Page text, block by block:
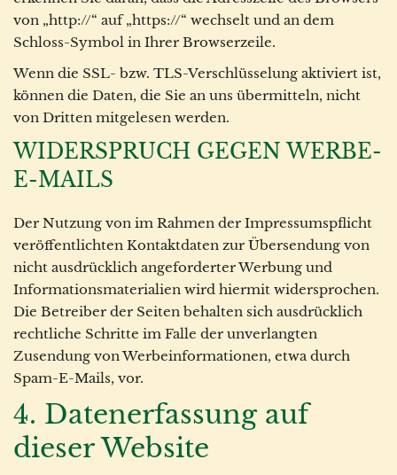
von „http://“ auf „https://“ wechselt und an dem
Schloss-Symbol in Ihrer Browserzeile.
Wenn die SSL- bzw. TLS-Verschlüsselung aktiviert ist,
können die Daten, die Sie an uns übermitteln, nicht
von Dritten mitgelesen werden.
WIDERSPRUCH GEGEN WERBE-
E-MAILS
Der Nutzung von im Rahmen der Impressumspflicht
veröffentlichten Kontaktdaten zur Übersendung von
nicht ausdrücklich angeforderter Werbung und
Informationsmaterialien wird hiermit widersprochen.
Die Betreiber der Seiten behalten sich ausdrücklich
rechtliche Schritte im Falle der unverlangten
Zusendung von Werbeinformationen, etwa durch
Spam-E-Mails, vor.
4. Datenerfassung auf
dieser Website